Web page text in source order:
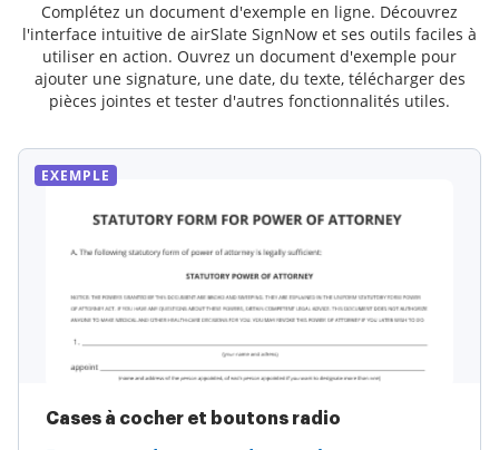
Complétez un document d'exemple en ligne. Découvrez
l'interface intuitive de airSlate SignNow et ses outils faciles à
utiliser en action. Ouvrez un document d'exemple pour
ajouter une signature, une date, du texte, télécharger des
pièces jointes et tester d'autres fonctionnalités utiles.
EXEMPLE
Cases à cocher et boutons radio